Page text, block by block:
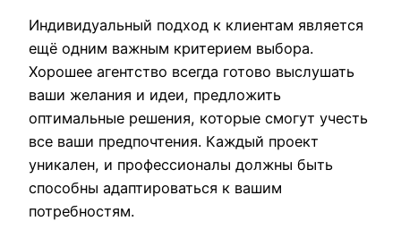
Индивидуальный подход к клиентам является
ещё одним важным критерием выбора.
Хорошее агентство всегда готово выслушать
ваши желания и идеи, предложить
оптимальные решения, которые смогут учесть
все ваши предпочтения. Каждый проект
уникален, и профессионалы должны быть
способны адаптироваться к вашим
потребностям.